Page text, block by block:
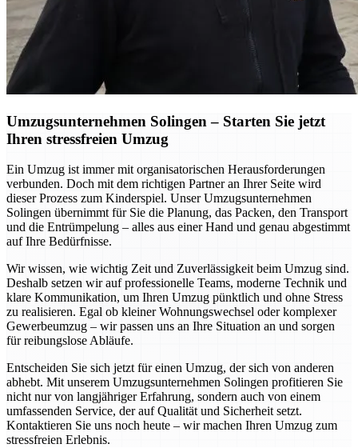
Umzugsunternehmen Solingen – Starten Sie jetzt
Ihren stressfreien Umzug
Ein Umzug ist immer mit organisatorischen Herausforderungen
verbunden. Doch mit dem richtigen Partner an Ihrer Seite wird
dieser Prozess zum Kinderspiel. Unser Umzugsunternehmen
Solingen übernimmt für Sie die Planung, das Packen, den Transport
und die Entrümpelung – alles aus einer Hand und genau abgestimmt
auf Ihre Bedürfnisse.
Wir wissen, wie wichtig Zeit und Zuverlässigkeit beim Umzug sind.
Deshalb setzen wir auf professionelle Teams, moderne Technik und
klare Kommunikation, um Ihren Umzug pünktlich und ohne Stress
zu realisieren. Egal ob kleiner Wohnungswechsel oder komplexer
Gewerbeumzug – wir passen uns an Ihre Situation an und sorgen
für reibungslose Abläufe.
Entscheiden Sie sich jetzt für einen Umzug, der sich von anderen
abhebt. Mit unserem Umzugsunternehmen Solingen profitieren Sie
nicht nur von langjähriger Erfahrung, sondern auch von einem
umfassenden Service, der auf Qualität und Sicherheit setzt.
Kontaktieren Sie uns noch heute – wir machen Ihren Umzug zum
stressfreien Erlebnis.